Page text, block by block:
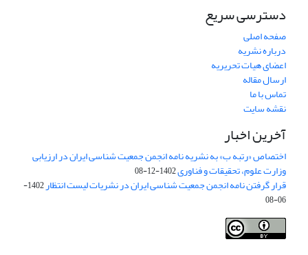
دسترسی سریع
صفحه اصلی
درباره نشریه
اعضای هیات تحریریه
ارسال مقاله
تماس با ما
نقشه سایت
آخرین اخبار
اختصاص «رتبه ب» به نشریه نامه انجمن جمعیت شناسی ایران در ارزیابی
وزارت علوم، تحقیقات و فناوری1402-12-08
قرار گرفتن نامه انجمن جمعیت شناسی ایران در نشریات لیست انتظار
1402-
06-08